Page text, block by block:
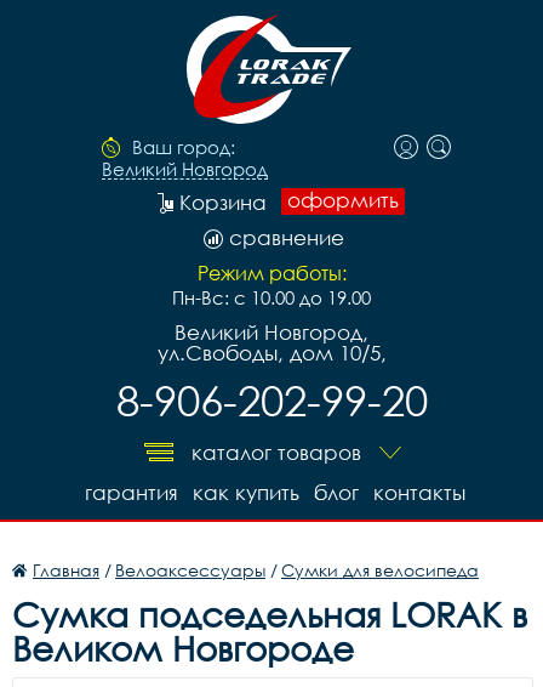
Ваш город:
Великий Новгород
оформить
Корзина
сравнение
Режим работы:
Пн-Вс: с 10.00 до 19.00
Великий Новгород,
ул.Свободы, дом 10/5,
8-906-202-99-20
каталог товаров
контакты
блог
как купить
гарантия
Главная / Велоаксессуары /Сумки для велосипеда
Сумка подседельная LORAK в
Великом Новгороде